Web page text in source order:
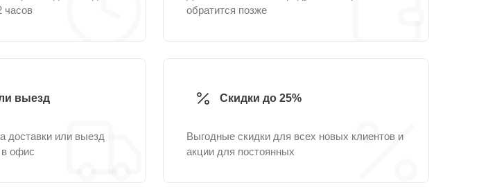
часов
обратится позже
выезд
доставки или выезд
офис
Скидки до 25%
Выгодные скидки для всех новых клиентов и
акции для постоянных